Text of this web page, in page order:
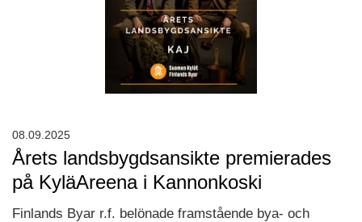
Årets landsbygdsansikte premierades
på KyläAreena i Kannonkoski
Finlands Byar r.f. belönade framstående bya- och
08.09.2025